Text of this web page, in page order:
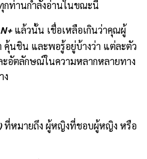
ท่านกำลังอ่านในขณะนี้
แล้วนั้น เชื่อเหลือเกินว่าคุณผู้
นชิน และพอรู้อยู่บ้างว่า แต่ละตัว
อัตลักษณ์ในความหลากหลายทาง
ง
ที่หมายถึง ผู้หญิงที่ชอบผู้หญิง หรือ